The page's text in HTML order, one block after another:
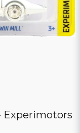
Experimotors